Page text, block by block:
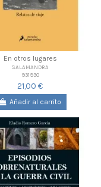
En otros lugares
SALAMANDRA
931930
21,00 €
Añadir al carrito